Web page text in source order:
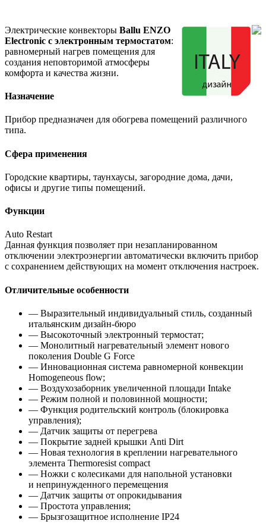
Электрические конвекторы Ballu ENZO
Electronic с электронным термостатом:
равномерный нагрев помещения для
создания неповторимой атмосферы
комфорта и качества жизни.
Назначение
Прибор предназначен для обогрева помещений различного
типа.
Сфера применения
Городские квартиры, таунхаусы, загородние дома, дачи,
офисы и другие типы помещений.
Функции
Auto Restart
Данная функция позволяет при незапланированном
отключении электроэнергии автоматически включить прибор
с сохранением действующих на момент отключения настроек.
Отличительные особенности
— Выразительный индивидуальный стиль, созданный
итальянским дизайн-бюро
— Высокоточный электронный термостат;
— Монолитный нагревательный элемент нового
поколения Double G Force
— Инновационная система равномерной конвекции
Homogeneous flow;
— Воздухозаборник увеличенной площади Intake
— Режим полной и половинной мощности;
— Функция родительский контроль (блокировка
управления);
— Датчик защиты от перегрева
— Покрытие задней крышки Anti Dirt
— Новая технология в креплении нагревательного
элемента Thermoresist compact
— Ножки с колесиками для напольной установки
и непринужденного перемещения
— Датчик защиты от опрокидывания
— Простота управления;
— Брызгозащитное исполнение IP24